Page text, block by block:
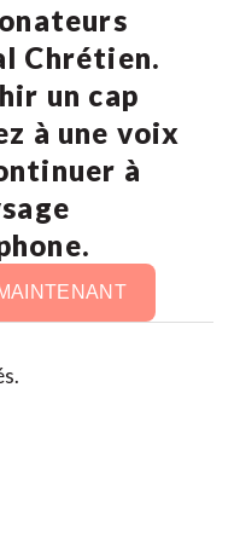
Chrétien.
un cap
à une voix
à